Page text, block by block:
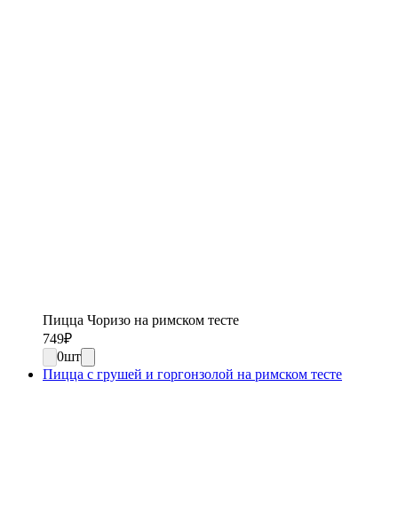
Пицца Чоризо на римском тесте
749₽
0шт
Пицца с грушей и горгонзолой на римском тесте